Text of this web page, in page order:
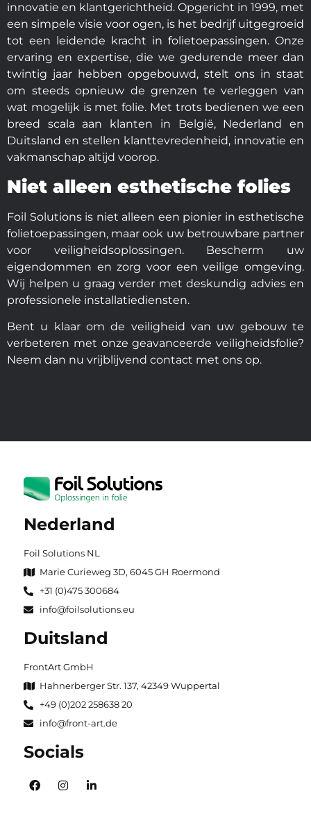
innovatie en klantgerichtheid. Opgericht in 1999, met
een simpele visie voor ogen, is het bedrijf uitgegroeid
tot een leidende kracht in folietoepassingen. Onze
ervaring en expertise, die we gedurende meer dan
twintig jaar hebben opgebouwd, stelt ons in staat
om steeds opnieuw de grenzen te verleggen van
wat mogelijk is met folie. Met trots bedienen we een
breed scala aan klanten in België, Nederland en
Duitsland en stellen klanttevredenheid, innovatie en
vakmanschap altijd voorop.
Niet alleen esthetische folies
Foil Solutions is niet alleen een pionier in esthetische
folietoepassingen, maar ook uw betrouwbare partner
voor veiligheidsoplossingen. Bescherm uw
eigendommen en zorg voor een veilige omgeving.
Wij helpen u graag verder met deskundig advies en
professionele installatiediensten.
Bent u klaar om de veiligheid van uw gebouw te
verbeteren met onze geavanceerde veiligheidsfolie?
Neem dan nu vrijblijvend contact met ons op.
Nederland
Foil Solutions NL
Marie Curieweg 3D, 6045 GH Roermond
+31 (0)475 300684
info@foilsolutions.eu
Duitsland
FrontArt GmbH
Hahnerberger Str. 137, 42349 Wuppertal
+49 (0)202 258638 20
info@front-art.de
Socials